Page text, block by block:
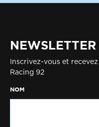
NEWSLETTER
Inscrivez-vous et
Racing 92
NOM